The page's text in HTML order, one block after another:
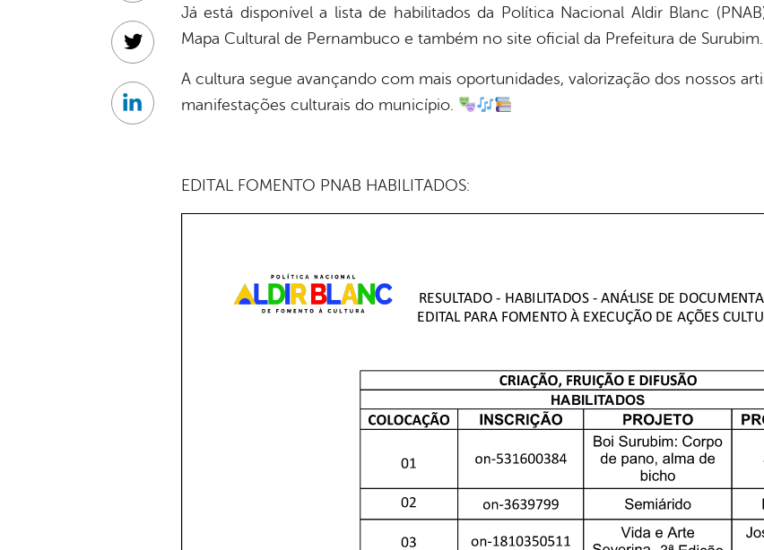
Já está disponível a lista de habilitados da Política Nacional Aldir Blanc
Mapa Cultural de Pernambuco e também no site oficial da Prefeitura de Surubim.
A cultura segue avançando com mais oportunidades, valorização dos nossos
manifestações culturais do município.
EDITAL FOMENTO PNAB HABILITADOS:
Twitter
Linkedin